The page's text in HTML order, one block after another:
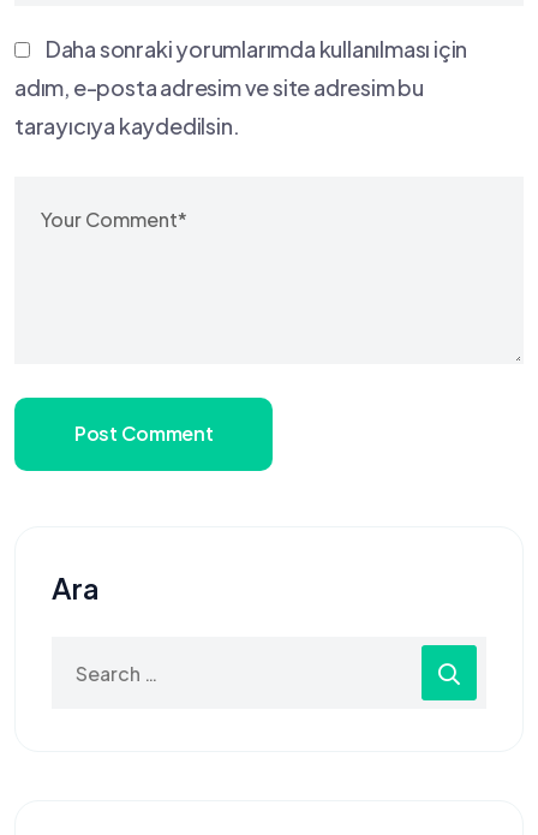
Daha sonraki yorumlarımda kullanılması için
adım, e-posta adresim ve site adresim bu
tarayıcıya kaydedilsin.
Post Comment
Ara
for: